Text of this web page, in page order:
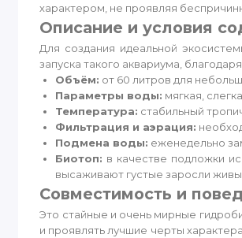
характером, не проявляя
Описание и условия
Для создания идеальной
запуска такого аквариума,
Объём: от 60 литров для
Параметры воды: мягкая,
Температура: стабильный
Фильтрация и аэрация:
Подмена воды: еженедельно
Биотоп: в качестве подложки
высаживают густые заросли
Совместимость и
Это стайные и очень мирные
и проявлять лучшие черты